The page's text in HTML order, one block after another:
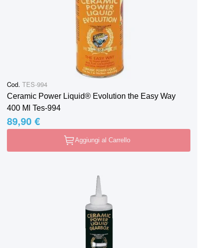
Cod. TES-994
Ceramic Power Liquid® Evolution the Easy Way
400 Ml Tes-994
89,90 €
Aggiungi al Carrello